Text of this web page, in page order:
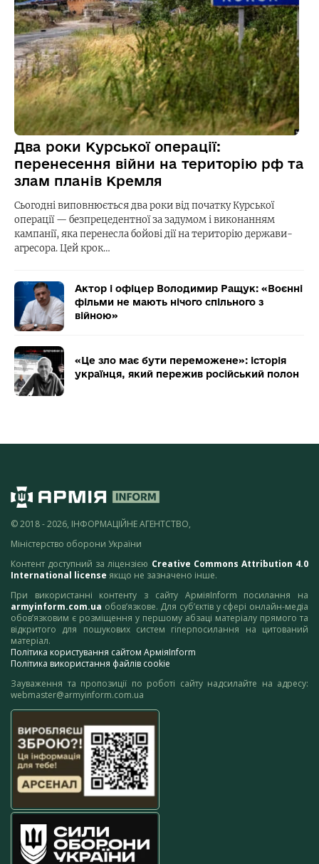
Два роки Курської операції:
перенесення війни на територію рф та
злам планів Кремля
Сьогодні виповнюється два роки від початку Курської
операції — безпрецедентної за задумом і виконанням
кампанії, яка перенесла бойові дії на територію держави-
агресора. Цей крок…
Актор і офіцер Володимир Ращук: «Воєнні
фільми не мають нічого спільного з
війною»
«Це зло має бути переможене»: історія
українця, який пережив російський полон
© 2018 - 2026, ІНФОРМАЦІЙНЕ АГЕНТСТВО,
Міністерство оборони України
Контент доступний за ліцензією Creative Commons Attribution 4.0
International license якщо не зазначено інше.
При використанні контенту з сайту АрміяInform посилання на
armyinform.com.ua обов’язкове. Для суб’єктів у сфері онлайн-медіа
обов’язковим є розміщення у першому абзаці матеріалу прямого та
відкритого для пошукових систем гіперпосилання на цитований
матеріал.
Політика користування сайтом АрміяInform
Політика використання файлів cookie
Зауваження та пропозиції по роботі сайту надсилайте на адресу:
webmaster@armyinform.com.ua